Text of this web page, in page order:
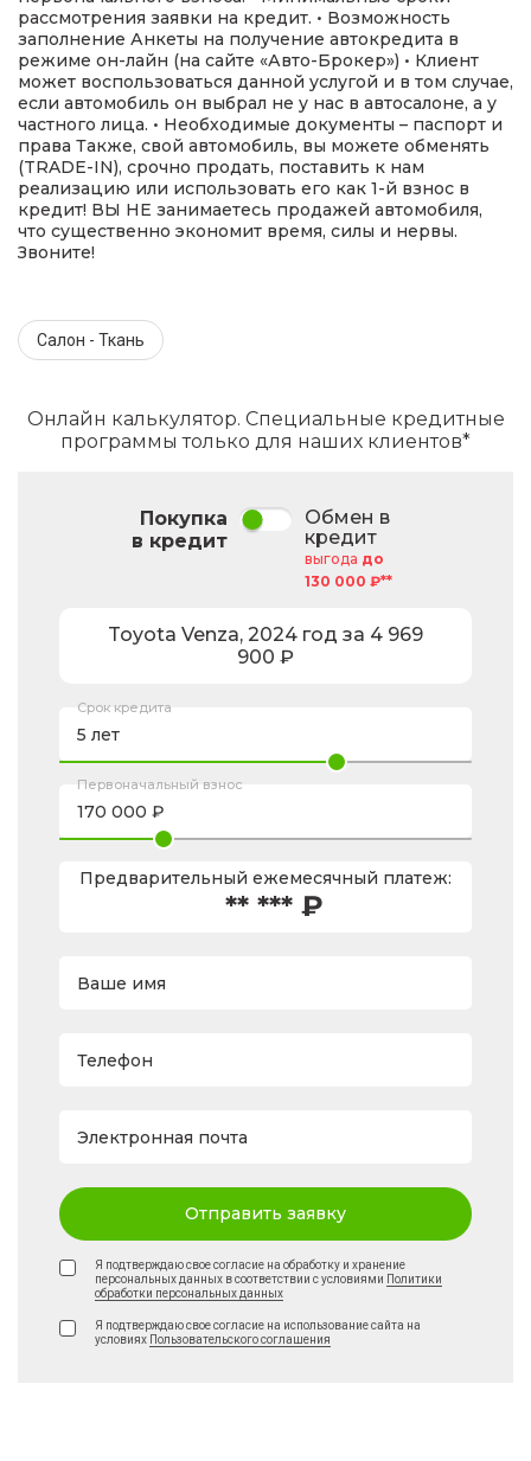
рассмотрения заявки на кредит. • Возможность
заполнение Анкеты на получение автокредита в
режиме он-лайн (на сайте «Авто-Брокер») • Клиент
может воспользоваться данной услугой и в том случае,
если автомобиль он выбрал не у нас в автосалоне, а у
частного лица. • Необходимые документы – паспорт и
права Также, свой автомобиль, вы можете обменять
(TRADE-IN), срочно продать, поставить к нам
реализацию или использовать его как 1-й взнос в
кредит! ВЫ НЕ занимаетесь продажей автомобиля,
что существенно экономит время, силы и нервы.
Звоните!
Салон - Ткань
Онлайн калькулятор. Специальные кредитные
программы только для наших клиентов*
Покупка
в кредит
Обмен в
кредит
выгода до
130 000 ₽**
Toyota Venza, 2024 год за 4 969
900 ₽
Срок кредита
Первоначальный взнос
Предварительный ежемесячный платеж:
** *** ₽
Ваше имя
Телефон
Электронная почта
Отправить заявку
Я подтверждаю свое согласие на обработку и хранение
персональных данных в соответствии с условиями
Политики
обработки персональных данных
Я подтверждаю свое согласие на использование сайта на
условиях
Пользовательского соглашения